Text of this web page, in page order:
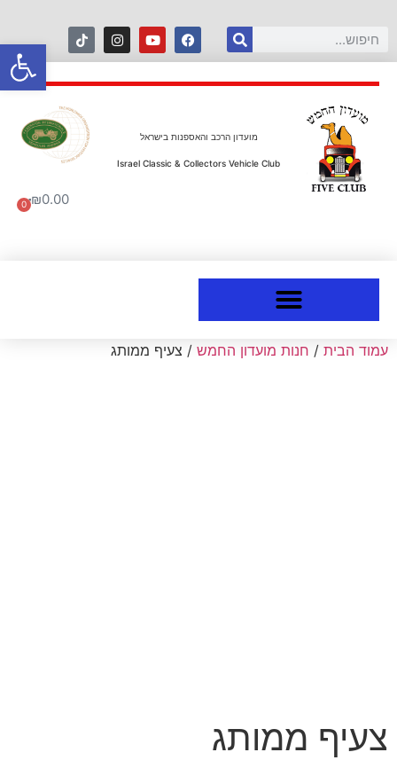
מועדון הרכב והאספנות בישראל
Israel Classic & Collectors Vehicle Club
₪0.00
0
עמוד הבית / חנות מועדון החמש / צעיף ממותג
צעיף ממותג
פתח